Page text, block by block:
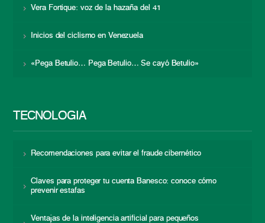
Vera Fortique: voz de la hazaña del 41
Inicios del ciclismo en Venezuela
«Pega Betulio… Pega Betulio… Se cayó Betulio»
TECNOLOGÍA
Recomendaciones para evitar el fraude cibernético
Claves para proteger tu cuenta Banesco: conoce cómo
prevenir estafas
Ventajas de la inteligencia artificial para pequeños